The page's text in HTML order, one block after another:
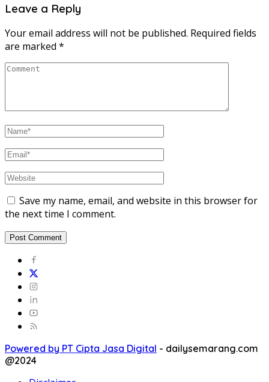
Leave a Reply
Your email address will not be published. Required fields
are marked *
Save my name, email, and website in this browser for
the next time I comment.
Powered by PT Cipta Jasa Digital - dailysemarang.com
@2024